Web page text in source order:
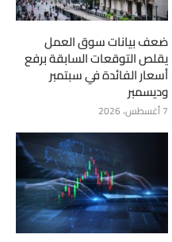
ضعف بيانات سوق العمل
يقلص التوقعات السابقة برفع
أسعار الفائدة في سبتمبر
وديسمبر
7 أغسطس، 2026